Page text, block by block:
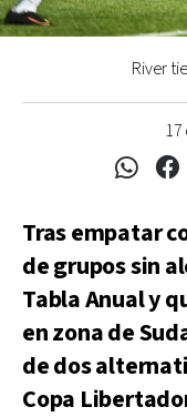
17
River
Tras empatar
de grupos sin
Tabla Anual y
en zona de
de dos
Copa